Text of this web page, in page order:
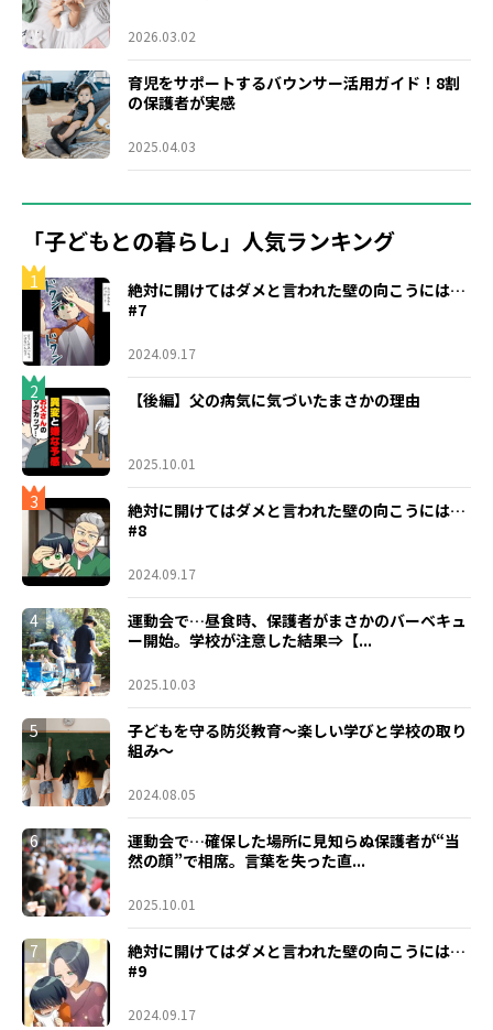
2026.03.02
育児をサポートするバウンサー活用ガイド！8割
の保護者が実感
2025.04.03
「子どもとの暮らし」人気ランキング
1
絶対に開けてはダメと言われた壁の向こうには…
#7
2024.09.17
2 【後編】父の病気に気づいたまさかの理由
2025.10.01
3
絶対に開けてはダメと言われた壁の向こうには…
#8
2024.09.17
4
運動会で…昼食時、保護者がまさかのバーベキュ
ー開始。学校が注意した結果⇒【...
2025.10.03
5
子どもを守る防災教育～楽しい学びと学校の取り
組み～
2024.08.05
6
運動会で…確保した場所に見知らぬ保護者が“当
然の顔”で相席。言葉を失った直...
2025.10.01
7
絶対に開けてはダメと言われた壁の向こうには…
#9
2024.09.17